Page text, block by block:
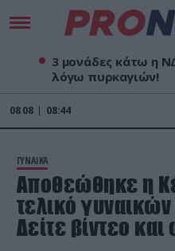
3 μονάδες κάτω η
λόγω πυρκαγιών!
08 08 08:44
ΓΥΝΑΙΚΑ
Αποθεώθηκε η
τελικό
Δείτε βίντεο